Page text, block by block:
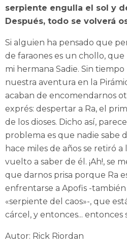
serpiente engulla el sol y
Después, todo se volverá
Si alguien ha pensado que
de faraones es un chollo,
mi hermana Sadie. Sin
nuestra aventura en la
acaban de encomendarnos
exprés: despertar a Ra, el
de los dioses. Dicho así,
problema es que nadie sabe
hace miles de años se retiró a
vuelto a saber de él. ¡Ah!, se
que darnos prisa porque Ra
enfrentarse a Apofis -
«serpiente del caos»-, que
cárcel, y entonces... entonces
Autor: Rick Riordan